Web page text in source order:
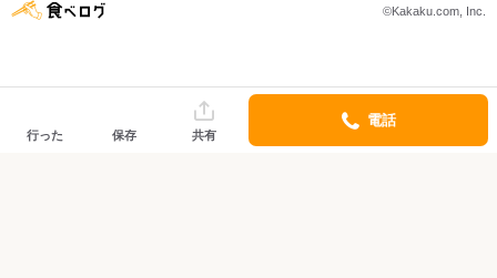
©Kakaku.com, Inc.
行った 保存 共有
電話